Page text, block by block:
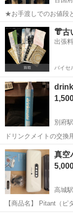
★お手渡しでのお値段とな
換など将来のアフターサー
ンテナンス済、程度良好で美品です。 ★
別途ご相談下さ...
大分 大分市
👘古
出張
バイセ
別府駅
ドリンクメイトの交換用ガス
てるよりは使っていた
大分 別府市 別
真空
高城駅
【商品名】 Pitant（ピタ